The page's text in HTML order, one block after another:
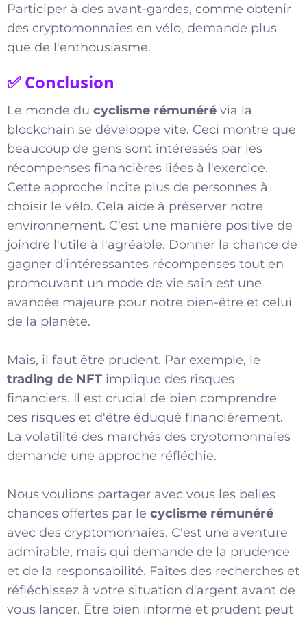
Participer à des avant-gardes, comme obtenir
des cryptomonnaies en vélo, demande plus
que de l'enthousiasme.
✅ Conclusion
Le monde du cyclisme rémunéré via la
blockchain se développe vite. Ceci montre que
beaucoup de gens sont intéressés par les
récompenses financières liées à l'exercice.
Cette approche incite plus de personnes à
choisir le vélo. Cela aide à préserver notre
environnement. C'est une manière positive de
joindre l'utile à l'agréable. Donner la chance de
gagner d'intéressantes récompenses tout en
promouvant un mode de vie sain est une
avancée majeure pour notre bien-être et celui
de la planète.
Mais, il faut être prudent. Par exemple, le
trading de NFT implique des risques
financiers. Il est crucial de bien comprendre
ces risques et d'être éduqué financièrement.
La volatilité des marchés des cryptomonnaies
demande une approche réfléchie.
Nous voulions partager avec vous les belles
chances offertes par le cyclisme rémunéré
avec des cryptomonnaies. C'est une aventure
admirable, mais qui demande de la prudence
et de la responsabilité. Faites des recherches et
réfléchissez à votre situation d'argent avant de
vous lancer. Être bien informé et prudent peut